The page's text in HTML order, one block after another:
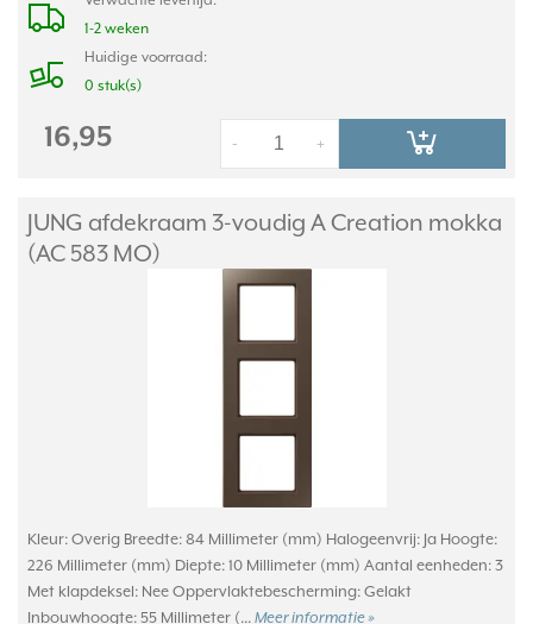
1-2 weken
Huidige voorraad:
0 stuk(s)
16,95 +
-
JUNG afdekraam 3-voudig A Creation mokka
(AC 583 MO)
Kleur: Overig Breedte: 84 Millimeter (mm) Halogeenvrij: Ja Hoogte:
226 Millimeter (mm) Diepte: 10 Millimeter (mm) Aantal eenheden: 3
Met klapdeksel: Nee Oppervlaktebescherming: Gelakt
Inbouwhoogte: 55 Millimeter (... Meer informatie »